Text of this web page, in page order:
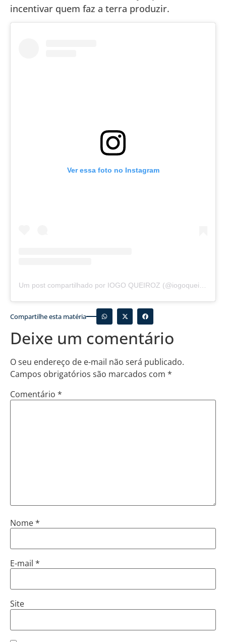
incentivar quem faz a terra produzir.
Ver essa foto no Instagram
Compartilhe esta matéria
Deixe um comentário
O seu endereço de e-mail não será publicado.
Campos obrigatórios são marcados com *
Comentário *
Nome*
E-mail *
Site